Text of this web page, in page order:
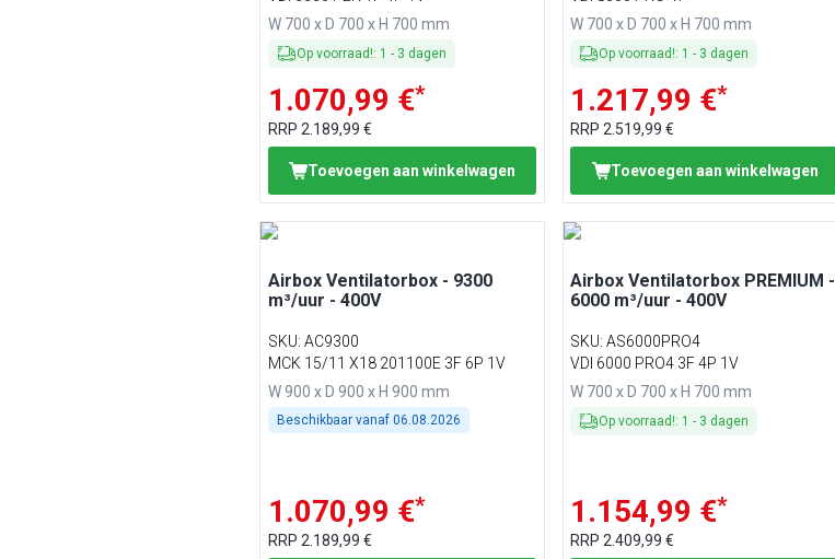
W 700 x D 700 x H 700 mm
Op voorraad!: 1 - 3 dagen
1.070,99 €*
RRP 2.189,99 €
Toevoegen aan winkelwagen
W 700 x D 700 x H 700 mm
Op voorraad!: 1 - 3 dagen
1.217,99 €*
RRP2.519,99 €
Toevoegen aan winkelwagen
Airbox Ventilatorbox - 9300
m³/uur - 400V
SKU: AC9300
MCK 15/11 X18 201100E 3F 6P 1V
W 900 x D 900 x H 900 mm
Beschikbaar vanaf 06.08.2026
1.070,99 €*
RRP 2.189,99 €
Airbox Ventilatorbox PREMIUM -
6000 m³/uur - 400V
SKU:AS6000PRO4
VDI 6000 PRO4 3F 4P 1V
W 700 x D 700 x H 700 mm
Op voorraad!: 1 - 3 dagen
1.154,99 €*
RRP2.409,99 €